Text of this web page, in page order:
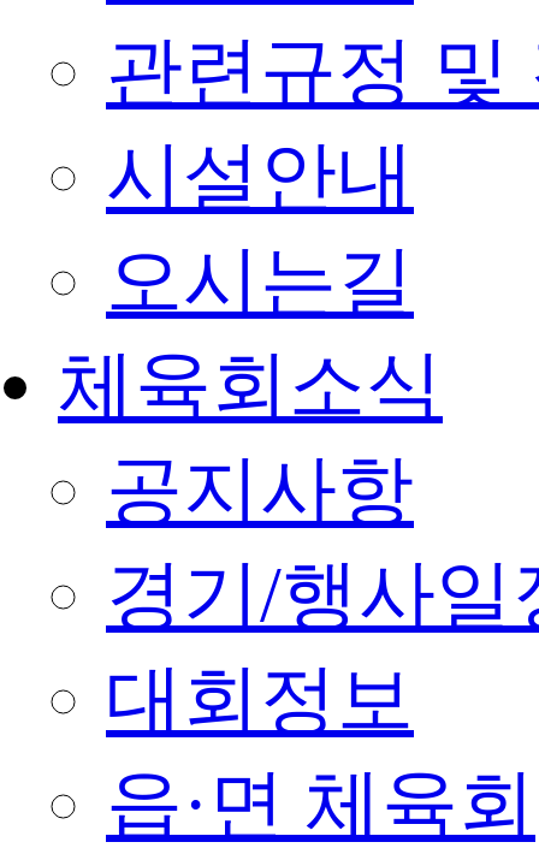
관련규정 및
시설안내
오시는길
체육회소식
공지사항
경기/행사일
대회정보
읍·면 체육회